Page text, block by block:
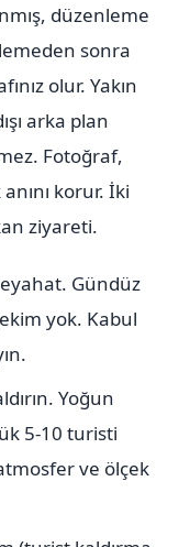
düzenleme
sonra
olur. Yakın
arka plan
Fotoğraf,
korur. İki
ziyareti.
Gündüz
yok. Kabul
Yoğun
5-10 turisti
ve ölçek